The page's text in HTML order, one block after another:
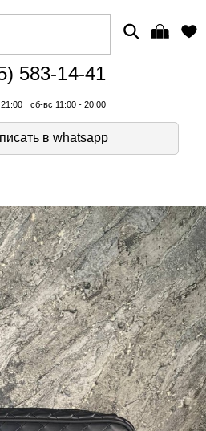
583-14-41
сб-вс 11:00 - 20:00
в whatsapp